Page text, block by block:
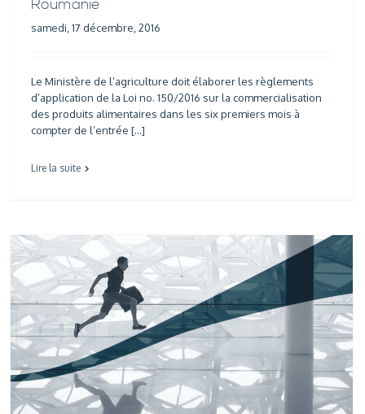
Roumanie
samedi, 17 décembre, 2016
Le Ministère de l’agriculture doit élaborer les règlements
d’application de la Loi no. 150/2016 sur la commercialisation
des produits alimentaires dans les six premiers mois à
compter de l’entrée […]
Lire la suite